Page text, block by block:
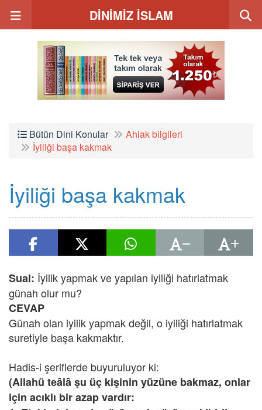
DİNİMİZ İSLAM
Bütün Dini Konular
Ahlak bilgileri
İyiliği başa kakmak
İyiliği başa kakmak
Sual: İyilik yapmak ve yapılan iyiliği hatırlatmak
günah olur mu?
CEVAP
Günah olan iyilik yapmak değil, o iyiliği hatırlatmak
suretiyle başa kakmaktır.
Hadis-i şeriflerde buyuruluyor ki:
(Allahü teâlâ şu üç kişinin yüzüne bakmaz, onlar
için acıklı bir azap vardır: